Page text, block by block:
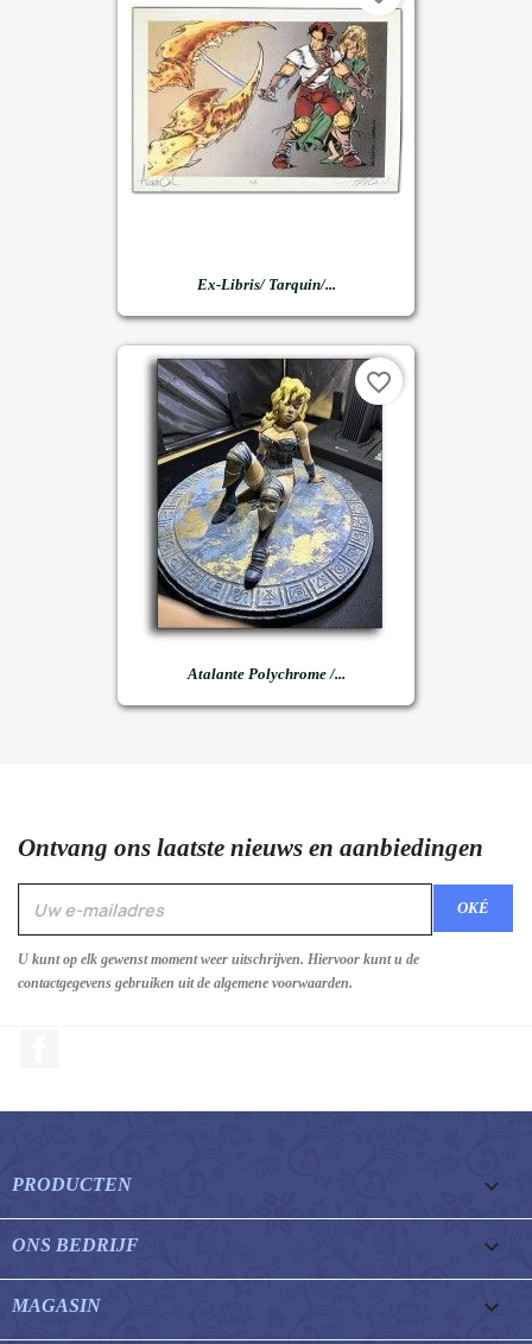
Ex-Libris/ Tarquin/...
Atalante Polychrome /...
favorite_border
Ontvang ons laatste nieuws en aanbiedingen
U kunt op elk gewenst moment weer uitschrijven. Hiervoor kunt u de
contactgegevens gebruiken uit de algemene voorwaarden.
PRODUCTEN 
ONS BEDRIJF 
MAGASIN 